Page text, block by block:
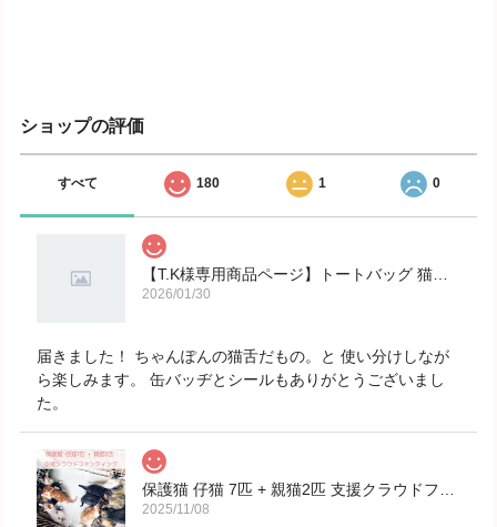
ショップの評価
すべて 180 1 0
2026/01/30
届きました！ ちゃんぽんの猫舌だもの。と 使い分けしなが
ら楽しみます。 缶バッヂとシールもありがとうございまし
た。
2025/11/08